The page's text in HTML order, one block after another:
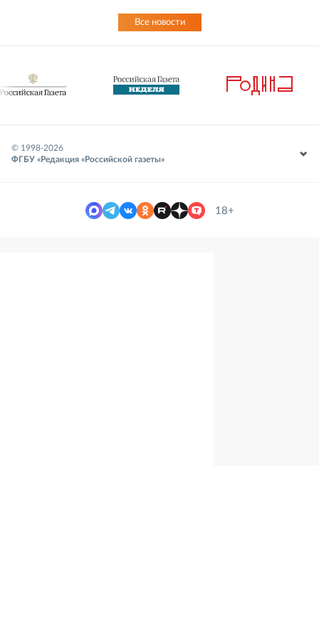
Все новости
© 1998-2026
ФГБУ «Редакция «Российской газеты»
18+